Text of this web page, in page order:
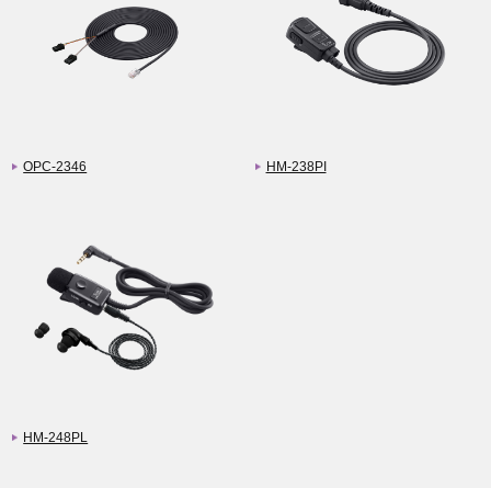
OPC-2346 HM-238PI
HM-248PL